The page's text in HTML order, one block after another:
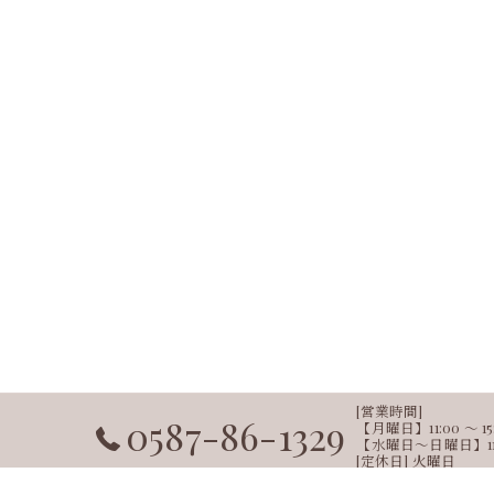
0587-86-1329
[営業時間]
【月曜日】11:00 ～
【水曜日～日曜日】
[定休日] 火曜日